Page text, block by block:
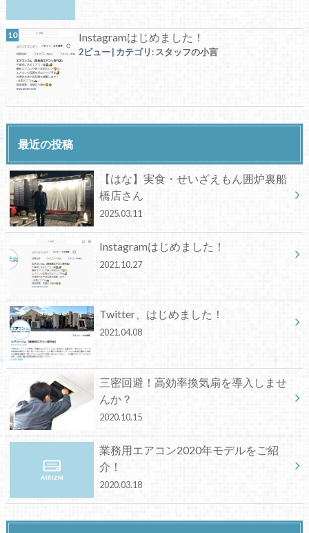
Instagramはじめました！
2ビュー| カテゴリ: スタッフの小言
最近の投稿
【はな】実食・せいざえもん囲炉裏船
橋店さん
2025.03.11
Instagramはじめました！
2021.10.27
Twitter、はじめました！
2021.04.08
三密回避！高効率換気扇を導入しませ
んか？
2020.10.15
業務用エアコン2020年モデルをご紹
介！
2020.03.18